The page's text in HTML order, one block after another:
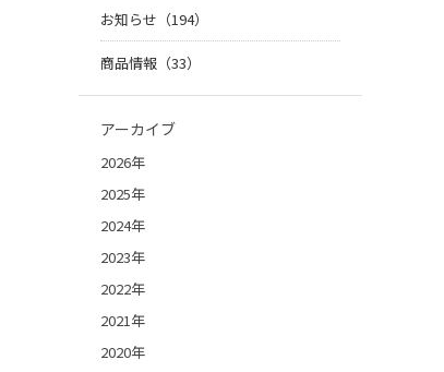
お知らせ（194）
商品情報（33）
アーカイブ
2026年
2025年
2024年
2023年
2022年
2021年
2020年